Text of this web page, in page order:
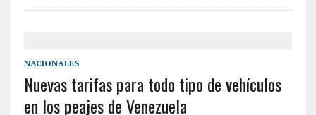
NACIONALES
Nuevas tarifas para todo tipo de vehículos
en los peajes de Venezuela